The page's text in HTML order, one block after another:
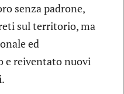
senza padrone,
sul territorio, ma
ed
e reiventato nuovi